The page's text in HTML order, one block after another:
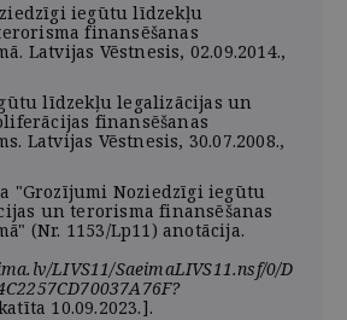
iegūtu līdzekļu
finansēšanas
Latvijas Vēstnesis, 02.09.2014.,
līdzekļu legalizācijas un
finansēšanas
Latvijas Vēstnesis, 30.07.2008.,
"Grozījumi Noziedzīgi iegūtu
un terorisma finansēšanas
(Nr. 1153/Lp11) anotācija.
LIVS11/SaeimaLIVS11.nsf/0/D
10.09.2023.].